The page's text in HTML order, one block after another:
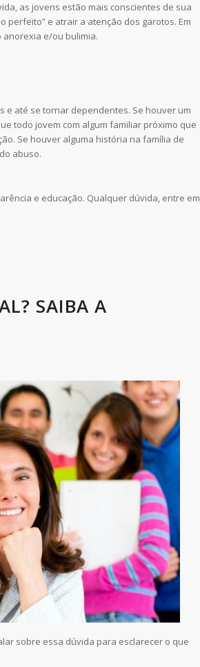
as jovens estão mais conscientes de sua
e atrair a atenção dos garotos. Em
anorexia e/ou bulimia.
e até se tornar dependentes. Se houver um
todo jovem com algum familiar próximo que
Se houver alguma história na família de
abuso.
e educação. Qualquer dúvida, entre em
SAIBA A
sobre essa dúvida para esclarecer o que